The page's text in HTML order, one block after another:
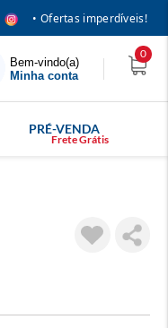
• Ofertas imperdíveis!
Bem-vindo(a)
Minha conta
0
PRÉ-VENDA